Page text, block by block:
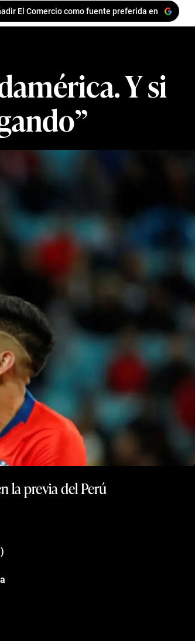
El Comercio como fuente preferida en
Y si
la previa del Perú